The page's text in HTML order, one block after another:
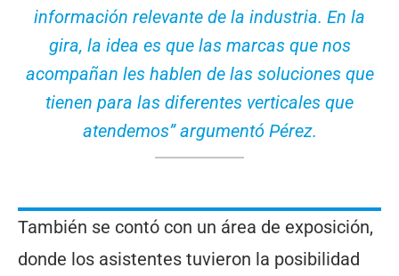
información relevante de la industria. En la
gira, la idea es que las marcas que nos
acompañan les hablen de las soluciones que
tienen para las diferentes verticales que
atendemos” argumentó Pérez.
También se contó con un área de exposición,
donde los asistentes tuvieron la posibilidad